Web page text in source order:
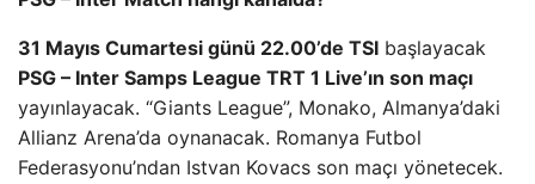
31 Mayıs Cumartesi günü 22.00’de TSI başlayacak
PSG – Inter Samps League TRT 1 Live’ın son maçı
yayınlayacak. “Giants League”, Monako, Almanya’daki
Allianz Arena’da oynanacak. Romanya Futbol
Federasyonu’ndan Istvan Kovacs son maçı yönetecek.